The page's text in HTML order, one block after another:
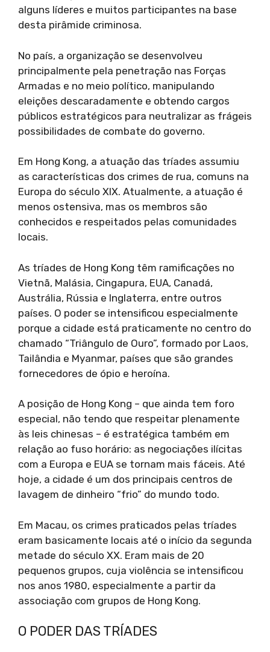
alguns líderes e muitos participantes na base
desta pirâmide criminosa.
No país, a organização se desenvolveu
principalmente pela penetração nas Forças
Armadas e no meio político, manipulando
eleições descaradamente e obtendo cargos
públicos estratégicos para neutralizar as frágeis
possibilidades de combate do governo.
Em Hong Kong, a atuação das tríades assumiu
as características dos crimes de rua, comuns na
Europa do século XIX. Atualmente, a atuação é
menos ostensiva, mas os membros são
conhecidos e respeitados pelas comunidades
locais.
As tríades de Hong Kong têm ramificações no
Vietnã, Malásia, Cingapura, EUA, Canadá,
Austrália, Rússia e Inglaterra, entre outros
países. O poder se intensificou especialmente
porque a cidade está praticamente no centro do
chamado “Triângulo de Ouro”, formado por Laos,
Tailândia e Myanmar, países que são grandes
fornecedores de ópio e heroína.
A posição de Hong Kong – que ainda tem foro
especial, não tendo que respeitar plenamente
às leis chinesas – é estratégica também em
relação ao fuso horário: as negociações ilícitas
com a Europa e EUA se tornam mais fáceis. Até
hoje, a cidade é um dos principais centros de
lavagem de dinheiro “frio” do mundo todo.
Em Macau, os crimes praticados pelas tríades
eram basicamente locais até o início da segunda
metade do século XX. Eram mais de 20
pequenos grupos, cuja violência se intensificou
nos anos 1980, especialmente a partir da
associação com grupos de Hong Kong.
O PODER DAS TRÍADES